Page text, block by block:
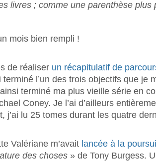
livres ; comme une parenthèse plus
mois bien rempli !
de réaliser un récapitulatif de
terminé l’un des trois objectifs que je
terminé ma plus vieille série en
Coney. Je l’ai d’ailleurs
j’ai lu 25 tomes durant les quatre
Valériane m’avait lancée à la
des choses » de Tony Burgess.